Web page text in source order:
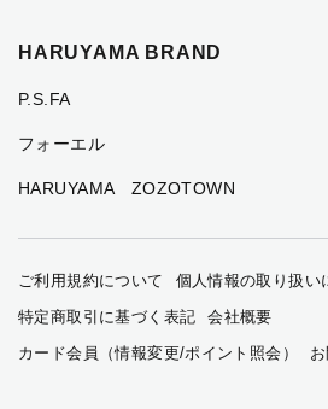
HARUYAMA BRAND
P.S.FA
フォーエル
HARUYAMA ZOZOTOWN
ご利用規約について
個人情報の取り扱い
特定商取引に基づく表記
会社概要
カード会員（情報変更/ポイント照会）